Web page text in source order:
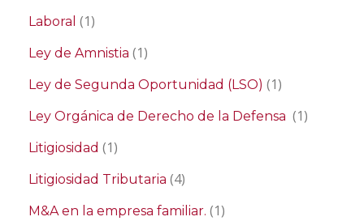
Laboral (1)
Ley de Amnistia (1)
Ley de Segunda Oportunidad (LSO) (1)
Ley Orgánica de Derecho de la Defensa (1)
Litigiosidad (1)
Litigiosidad Tributaria (4)
M&A en la empresa familiar. (1)